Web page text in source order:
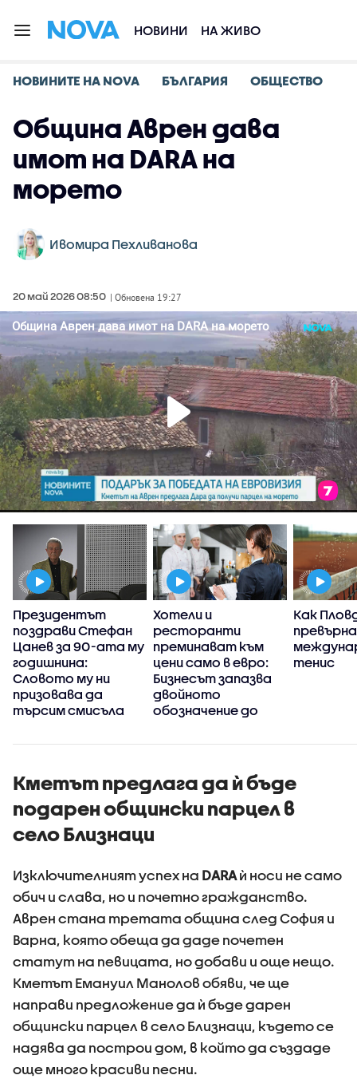
НОВИНИ НА ЖИВО
НОВИНИТЕ НА NOVA БЪЛГАРИЯ ОБЩЕСТВО
Община Аврен дава
имот на DARA на
морето
Ивомира Пехливанова
20 май 2026 08:50 | Обновена 19:27
Президентът
поздрави Стефан
Цанев за 90-ата му
годишнина:
Словото му ни
призовава да
търсим смисъла
Хотели и
ресторанти
преминават към
цени само в евро:
Бизнесът запазва
двойното
обозначение до
Как
тенис
Кметът предлага да ѝ бъде
подарен общински парцел в
село Близнаци
Изключителният успех на DARAѝ носи не само
обич и слава, но и почетно гражданство.
Аврен стана третата община след София и
Варна, която обеща да даде почетен
статут на певицата, но добави и още нещо.
Кметът Емануил Манолов обяви, че ще
направи предложение да ѝ бъде дарен
общински парцел в село Близнаци, където се
надява да построи дом, в който да създаде
още много красиви песни.